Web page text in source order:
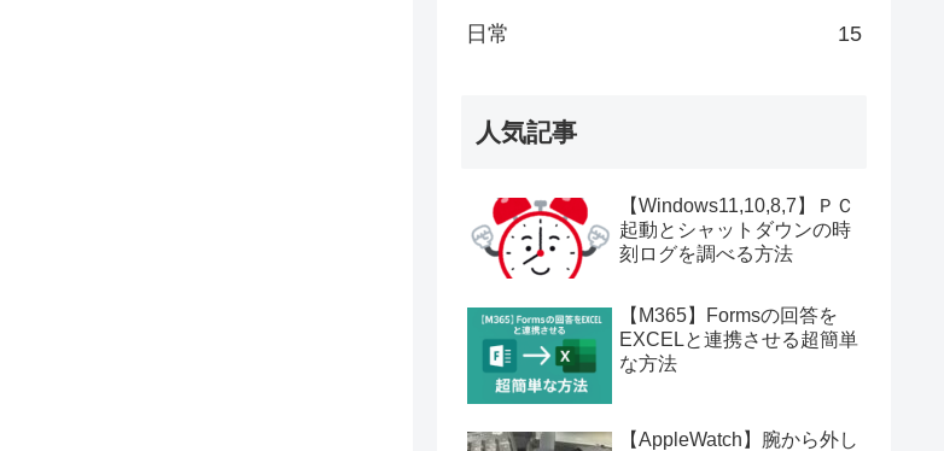
日常 15
人気記事
【Windows11,10,8,7】ＰＣ
起動とシャットダウンの時
刻ログを調べる方法
【M365】Formsの回答を
EXCELと連携させる超簡単
な方法
【AppleWatch】腕から外し